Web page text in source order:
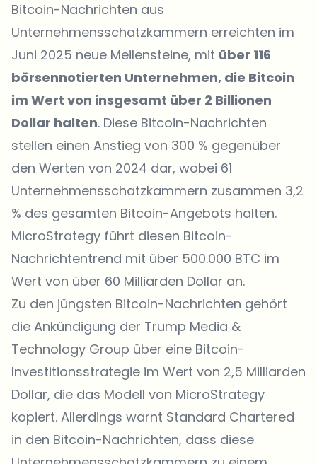
Bitcoin-Nachrichten aus
Unternehmensschatzkammern erreichten im
Juni 2025 neue Meilensteine, mit über 116
börsennotierten Unternehmen, die Bitcoin
im Wert von insgesamt über 2 Billionen
Dollar halten. Diese Bitcoin-Nachrichten
stellen einen Anstieg von 300 % gegenüber
den Werten von 2024 dar, wobei 61
Unternehmensschatzkammern zusammen 3,2
% des gesamten Bitcoin-Angebots halten.
MicroStrategy führt diesen Bitcoin-
Nachrichtentrend mit über 500.000 BTC im
Wert von über 60 Milliarden Dollar an.
Zu den jüngsten Bitcoin-Nachrichten gehört
die Ankündigung der Trump Media &
Technology Group über eine Bitcoin-
Investitionsstrategie im Wert von 2,5 Milliarden
Dollar, die das Modell von MicroStrategy
kopiert. Allerdings warnt Standard Chartered
in den Bitcoin-Nachrichten, dass diese